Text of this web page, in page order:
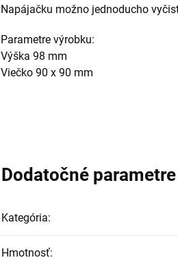
Napájačku možno jednoducho
Parametre výrobku:
Výška 98 mm
Viečko 90 x 90 mm
Dodatočné parametre
Kategória:
Hmotnosť: